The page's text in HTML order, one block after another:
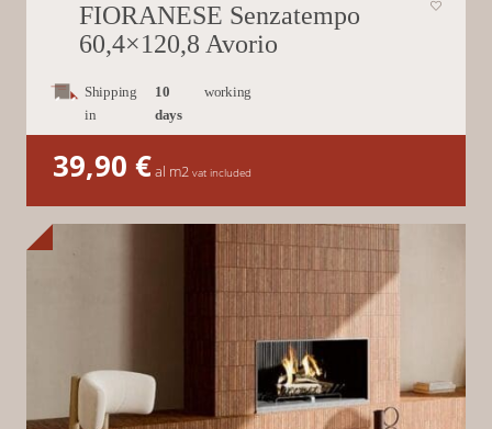
FIORANESE Senzatempo
60,4×120,8 Avorio
Shipping
in
10
days
working
39,90 €al m2 vat included